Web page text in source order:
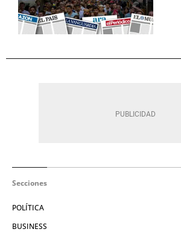
Secciones
POLÍTICA
BUSINESS